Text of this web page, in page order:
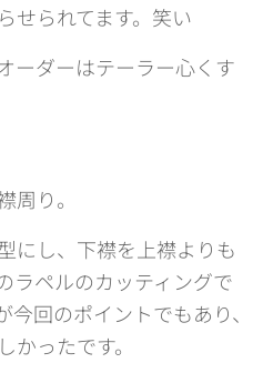
せられてます。笑い
ーダーはテーラー心くす
周り。
にし、下襟を上襟よりも
ラペルのカッティングで
回のポイントでもあり、
ったです。